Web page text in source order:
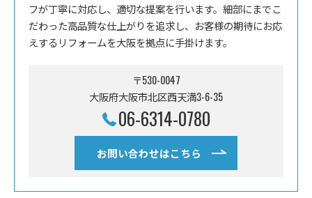
フが丁寧に対応し、適切な提案を行います。細部にまでこ
だわった高品質な仕上がりを追求し、お客様の期待にお応
えするリフォームを大阪を拠点に手掛けます。
〒530-0047
大阪府大阪市北区西天満3-6-35
06-6314-0780
お問い合わせはこちら